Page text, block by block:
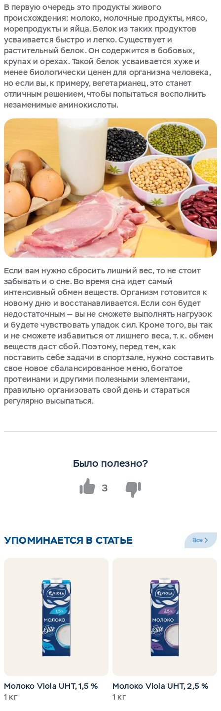
В первую очередь это продукты живого
происхождения: молоко, молочные продукты, мясо,
морепродукты и яйца. Белок из таких продуктов
усваивается быстро и легко. Существует и
растительный белок. Он содержится в бобовых,
крупах и орехах. Такой белок усваивается хуже и
менее биологически ценен для организма человека,
но если вы, к примеру, вегетарианец, это станет
отличным решением, чтобы попытаться восполнить
незаменимые аминокислоты.
Если вам нужно сбросить лишний вес, то не стоит
забывать и о сне. Во время сна идет самый
интенсивный обмен веществ. Организм готовится к
новому дню и восстанавливается. Если сон будет
недостаточным — вы не сможете выполнять нагрузок
и будете чувствовать упадок сил. Кроме того, вы так
и не сможете избавиться от лишнего веса, т. к. обмен
веществ даст сбой. Поэтому, перед тем, как
поставить себе задачи в спортзале, нужно составить
свое новое сбалансированное меню, богатое
протеинами и другими полезными элементами,
правильно организовать свой день и стараться
регулярно высыпаться.
Было полезно?
3
УПОМИНАЕТСЯ В СТАТЬЕ Все
Молоко Viola UHT, 1,5 %
1 кг
Молоко Viola UHT, 2,5 %
1 кг